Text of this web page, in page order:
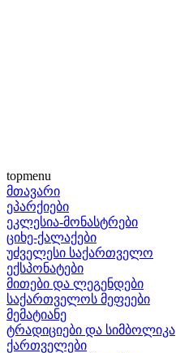
topmenu
მთავარი
ეპარქიები
ეკლესია-მონასტრები
ციხე-ქალაქები
უძველესი საქართველო
ექსპონატები
მითები და ლეგენდები
საქართველოს მეფეები
მემატიანე
ტრადიციები და სიმბოლიკა
ქართველები